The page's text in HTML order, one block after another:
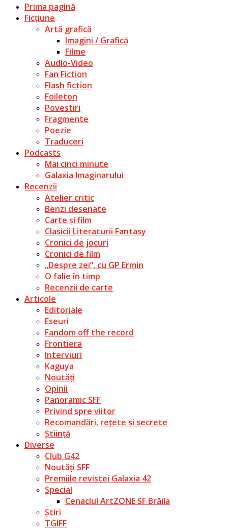
Prima pagină
Ficțiune
Artă grafică
Imagini / Grafică
Filme
Audio-Video
Fan Fiction
Flash fiction
Foileton
Povestiri
Fragmente
Poezie
Traduceri
Podcasts
Mai cinci minute
Galaxia Imaginarului
Recenzii
Atelier critic
Benzi desenate
Carte și film
Clasicii Literaturii Fantasy
Cronici de jocuri
Cronici de film
„Despre zei”, cu GP Ermin
O falie în timp
Recenzii de carte
Articole
Editoriale
Eseuri
Fandom off the record
Frontiera
Interviuri
Kaguya
Noutăți
Opinii
Panoramic SFF
Privind spre viitor
Recomandări, rețete și secrete
Știință
Diverse
Club G42
Noutăți SFF
Premiile revistei Galaxia 42
Special
Cenaclul ArtZONE SF Brăila
Știri
TGIFF